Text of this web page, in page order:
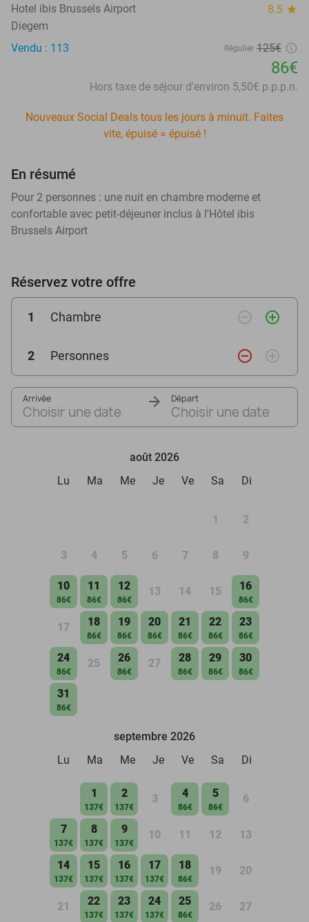
Hotel ibis Brussels Airport 8.5 star
Diegem
Vendu : 113
Régulier 125€
86€
Hors taxe de séjour d'environ 5,50€ p.p.p.n.
Nouveaux Social Deals tous les jours à minuit. Faites
vite, épuisé = épuisé !
En résumé
Pour 2 personnes : une nuit en chambre moderne et
confortable avec petit-déjeuner inclus à l'Hôtel ibis
Brussels Airport
Réservez votre offre
1 Chambre remove_circle_outline add_circle_outline
2 Personnes remove_circle_outline add_circle_outline
Arrivée
Choisir une date
Départ
Choisir une date
août 2026
Lu
Ma Me Je Ve Sa Di
1 2
3 4 5 6 7 8 9
10
86€
11
86€
12
86€
13 14 15 16
86€
17 18
86€
19
86€
20
86€
21
86€
22
86€
23
86€
24
86€
25 26
86€
27 28
86€
29
86€
30
86€
31
86€
septembre 2026
Lu
Ma Me Je Ve Sa Di
1
137€
2
137€
3 4
86€
5
86€
6
7
137€
8
137€
9
137€
10 11 12 13
14
137€
15
137€
16
137€
17
137€
18
86€
19 20
21 22
137€
23
137€
24
137€
25
86€
26 27